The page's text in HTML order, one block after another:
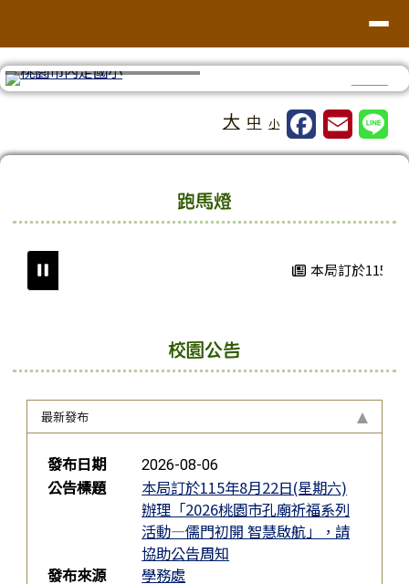
大 中 小
跑馬燈
本局訂於115年8
校園公告
最新發布
新聞列表
發布日期 2026-08-06
公告標題
本局訂於115年8月22日(星期六)
辦理「2026桃園市孔廟祈福系列
活動—儒門初開 智慧啟航」，請
協助公告周知
發布來源
學務處
頁尾區域